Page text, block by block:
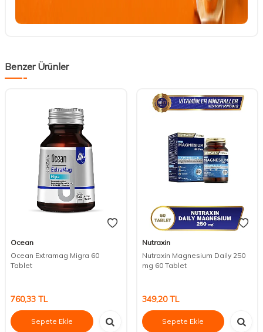
Benzer Ürünler
Ocean
Ocean Extramag Migra 60
Tablet
760,33 TL
Sepete Ekle
Nutraxin
Nutraxin Magnesium Daily 250
mg 60 Tablet
349,20TL
Sepete Ekle